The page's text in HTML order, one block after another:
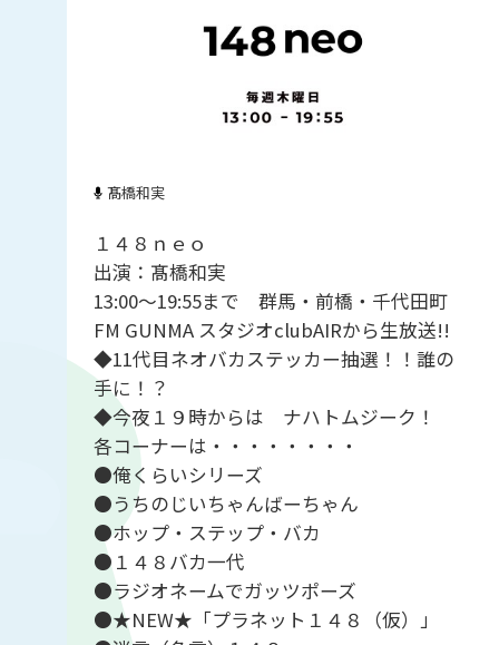
髙橋和実
１４８ｎｅｏ
出演：髙橋和実
13:00～19:55まで 群馬・前橋・千代田町
FM GUNMA スタジオclubAIRから生放送!!
◆11代目ネオバカステッカー抽選！！誰の
手に！？
◆今夜１９時からは ナハトムジーク！
各コーナーは・・・・・・・・
●俺くらいシリーズ
●うちのじいちゃんばーちゃん
●ホップ・ステップ・バカ
●１４８バカ一代
●ラジオネームでガッツポーズ
●★NEW★「プラネット１４８（仮）」